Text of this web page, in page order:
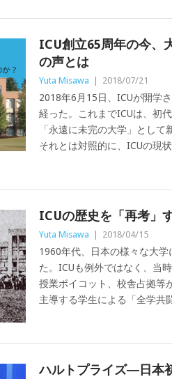
ICU創立65周年の今、
の声とは
Yuta Misawa 2018/07/21
2018年6月15日、ICUが開学
経った。これまでICUは、初
「永遠に未完の大学」として
それとは対照的に、ICUの現
ICUの歴史を「再考」
Yuta Misawa 2018/04/15
1960年代、日本の様々な大
た。ICUも例外ではなく、当
授業ボイコット、校舎占拠等
主導する学生による「全学
ハルトプライズ―日本